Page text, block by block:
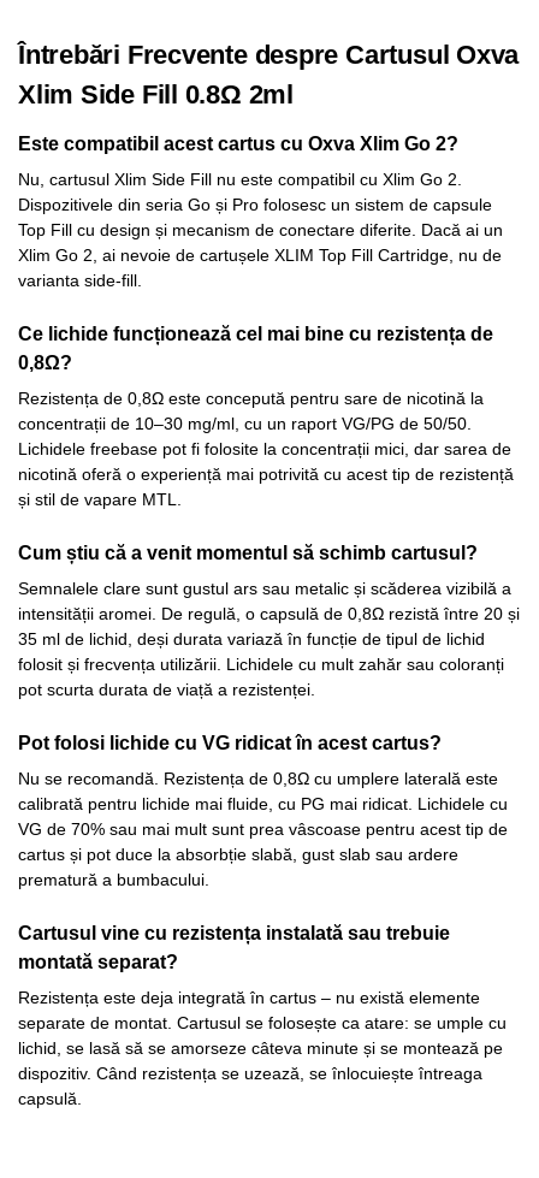
Întrebări Frecvente despre Cartusul Oxva
Xlim Side Fill 0.8Ω 2ml
Este compatibil acest cartus cu Oxva Xlim Go 2?
Nu, cartusul Xlim Side Fill nu este compatibil cu Xlim Go 2.
Dispozitivele din seria Go și Pro folosesc un sistem de capsule
Top Fill cu design și mecanism de conectare diferite. Dacă ai un
Xlim Go 2, ai nevoie de cartușele XLIM Top Fill Cartridge, nu de
varianta side-fill.
Ce lichide funcționează cel mai bine cu rezistența de
0,8Ω?
Rezistența de 0,8Ω este concepută pentru sare de nicotină la
concentrații de 10–30 mg/ml, cu un raport VG/PG de 50/50.
Lichidele freebase pot fi folosite la concentrații mici, dar sarea de
nicotină oferă o experiență mai potrivită cu acest tip de rezistență
și stil de vapare MTL.
Cum știu că a venit momentul să schimb cartusul?
Semnalele clare sunt gustul ars sau metalic și scăderea vizibilă a
intensității aromei. De regulă, o capsulă de 0,8Ω rezistă între 20 și
35 ml de lichid, deși durata variază în funcție de tipul de lichid
folosit și frecvența utilizării. Lichidele cu mult zahăr sau coloranți
pot scurta durata de viață a rezistenței.
Pot folosi lichide cu VG ridicat în acest cartus?
Nu se recomandă. Rezistența de 0,8Ω cu umplere laterală este
calibrată pentru lichide mai fluide, cu PG mai ridicat. Lichidele cu
VG de 70% sau mai mult sunt prea vâscoase pentru acest tip de
cartus și pot duce la absorbție slabă, gust slab sau ardere
prematură a bumbacului.
Cartusul vine cu rezistența instalată sau trebuie
montată separat?
Rezistența este deja integrată în cartus – nu există elemente
separate de montat. Cartusul se folosește ca atare: se umple cu
lichid, se lasă să se amorseze câteva minute și se montează pe
dispozitiv. Când rezistența se uzează, se înlocuiește întreaga
capsulă.